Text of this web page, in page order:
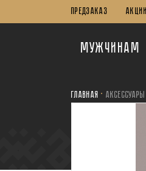
ПРЕДЗАКАЗ Акции
Мужчинам
Главная Аксессуары